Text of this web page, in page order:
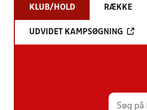
KLUB/HOLD RÆKKE
UDVIDET KAMPSØGNING